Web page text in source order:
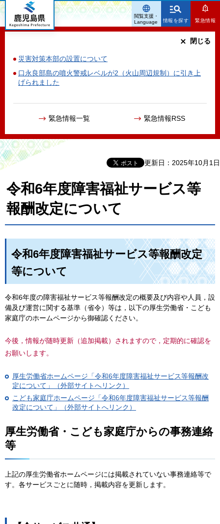
鹿児島県
情報を探す 緊急情報
災害対策本部の設置について
口永良部島の噴火警戒レベルが2（火山周辺規制）に引き上
げられました
緊急情報一覧 緊急情報RSS
閉じる
閲覧支援・
Language
更新日：2025年10月1日
令和6年度障害福祉サービス等
報酬改定について
令和6年度障害福祉サービス等報酬改定
等について
令和6年度の障害福祉サービス等報酬改定の概要及び内容や人員，設
備及び運営に関する基準（省令）等は，以下の厚生労働省・こども
家庭庁のホームページから御確認ください。
今後，情報が随時更新（追加掲載）されますので，定期的に確認を
お願いします。
厚生労働省ホームページ「令和6年度障害福祉サービス等報酬改
定について」（外部サイトへリンク）
こども家庭庁ホームページ「令和6年度障害福祉サービス等報酬
改定について」（外部サイトへリンク）
厚生労働省・こども家庭庁からの事務連絡
等
上記の厚生労働省ホームページには掲載されていない事務連絡等で
す。各サービスごとに随時，掲載内容を更新します。